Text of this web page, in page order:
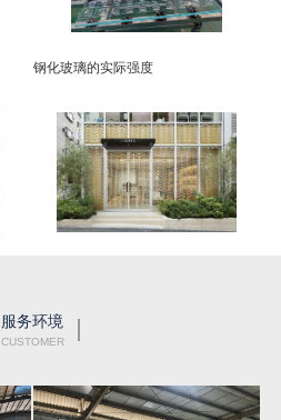
钢化玻璃的实际强度
服务环境
CUSTOMER